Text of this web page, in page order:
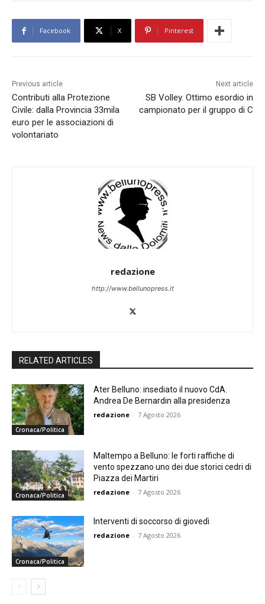
Facebook X Pinterest
Previous article
Contributi alla Protezione
Civile: dalla Provincia 33mila
euro per le associazioni di
volontariato
Next article
SB Volley. Ottimo esordio in
campionato per il gruppo di C
redazione
http://www.bellunopress.it
RELATED ARTICLES
Cronaca/Politica
Ater Belluno: insediato il nuovo CdA.
Andrea De Bernardin alla presidenza
redazione - 7 Agosto 2026
Cronaca/Politica
Maltempo a Belluno: le forti raffiche di
vento spezzano uno dei due storici cedri di
Piazza dei Martiri
redazione - 7 Agosto 2026
Cronaca/Politica
Interventi di soccorso di giovedì
redazione - 7 Agosto 2026